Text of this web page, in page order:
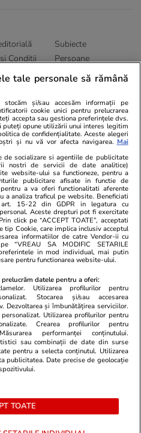
Conditii
Subiecte
Persoane
Sitemap
sarcina
Locuri de muncă
Imobiliare.ro
Jobradar24
Imoradar24
Colecții Libertatea
ONJN nr. 821/25.09.2025.
interzise minorilor.
cookies
tale personale să rămână
stocăm și/sau accesăm informații pe
cookie unici pentru prelucrarea
accepta sau gestiona preferințele dvs.
puteți opune utilizării unui interes legitim
de confidențialitate. Aceste alegeri
și nu vă vor afecta navigarea. Mai
de socializare si agentiile de publicitate
nostri de servicii de date analitice)
website-ului sa functioneze, pentru a
publicitare afisate in functie de
a va oferi functionalitati aferente
a analiza traficul pe website. Beneficiati
15-22 din GDPR in legatura cu
Aceste drepturi pot fi exercitate
click pe “ACCEPT TOATE”, acceptati
tip Cookie, care implica inclusiv acceptul
informatiilor de catre Vendor-ii cu
“VREAU SA MODIFIC SETARILE
in mod individual, mai putin
pentru functionarea website-ului.
datele pentru a oferi:
Utilizarea profilurilor pentru
Stocarea și/sau accesarea
Dezvoltarea și îmbunătățirea serviciilor.
Utilizarea profilurilor pentru
Crearea profilurilor pentru
performanței conținutului.
sau combinații de date din surse
pentru a selecta conținutul. Utilizarea
publicitatea. Date precise de geolocație
TOATE